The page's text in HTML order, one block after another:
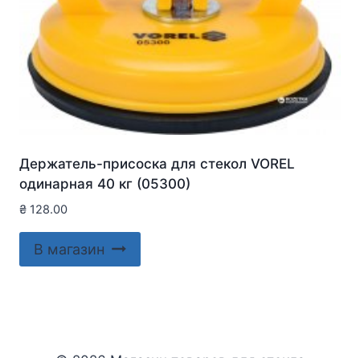
Держатель-присоска для стекол VOREL
одинарная 40 кг (05300)
₴ 128.00
В магазин